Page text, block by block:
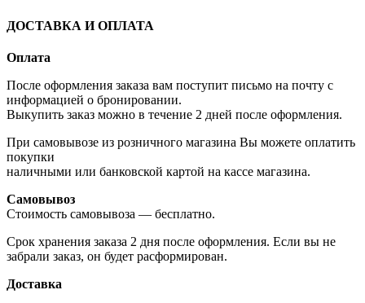
ДОСТАВКА И ОПЛАТА
Оплата
После оформления заказа вам поступит письмо на почту с
информацией о бронировании.
Выкупить заказ можно в течение 2 дней после оформления.
При самовывозе из розничного магазина Вы можете оплатить
покупки
наличными или банковской картой на кассе магазина.
Самовывоз
Стоимость самовывоза — бесплатно.
Срок хранения заказа 2 дня после оформления. Если вы не
забрали заказ, он будет расформирован.
Доставка